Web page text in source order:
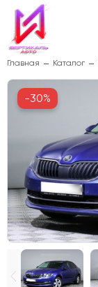
Главная Каталог
-30%